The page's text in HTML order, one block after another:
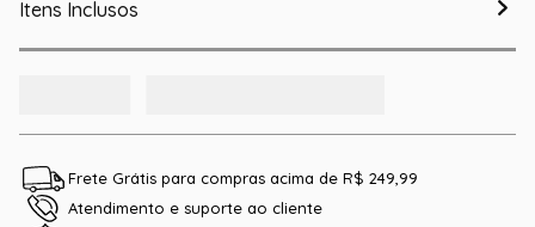
Itens Inclusos
Frete Grátis para compras acima de R$ 249,99
Atendimento e suporte ao cliente